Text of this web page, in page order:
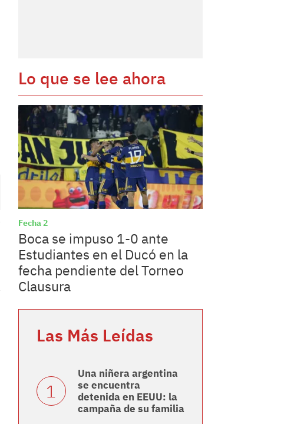
Lo que se lee ahora
Fecha 2
Boca se impuso 1-0 ante
Estudiantes en el Ducó en la
fecha pendiente del Torneo
Clausura
Las Más Leídas
Una niñera argentina
se encuentra
detenida en EEUU: la
campaña de su familia